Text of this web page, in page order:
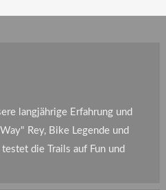
langjährige Erfahrung und
Rey, Bike Legende und
die Trails auf Fun und